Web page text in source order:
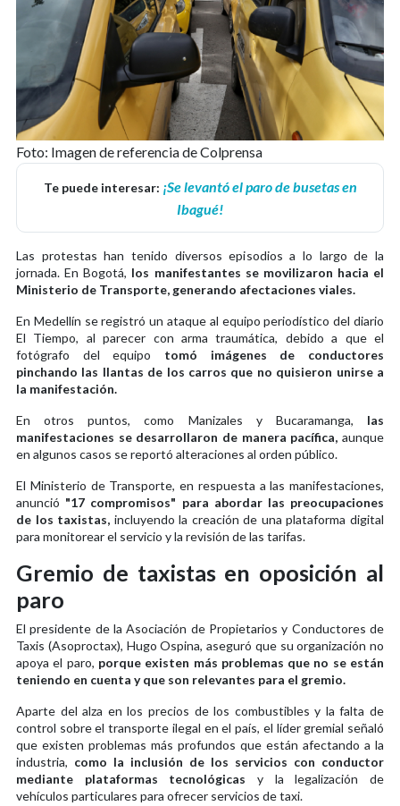
Foto: Imagen de referencia de Colprensa
Te puede interesar: ¡Se levantó el paro de busetas en
Ibagué!
Las protestas han tenido diversos episodios a lo largo de la
jornada. En Bogotá, los manifestantes se movilizaron hacia el
Ministerio de Transporte, generando afectaciones viales.
En Medellín se registró un ataque al equipo periodístico del diario
El Tiempo, al parecer con arma traumática, debido a que el
fotógrafo del equipo tomó imágenes de conductores
pinchando las llantas de los carros que no quisieron unirse a
la manifestación.
En otros puntos, como Manizales y Bucaramanga, las
manifestaciones se desarrollaron de manera pacífica, aunque
en algunos casos se reportó alteraciones al orden público.
El Ministerio de Transporte, en respuesta a las manifestaciones,
anunció "17 compromisos" para abordar las preocupaciones
de los taxistas, incluyendo la creación de una plataforma digital
para monitorear el servicio y la revisión de las tarifas.
Gremio de taxistas en oposición al
paro
El presidente de la Asociación de Propietarios y Conductores de
Taxis (Asoproctax), Hugo Ospina, aseguró que su organización no
apoya el paro, porque existen más problemas que no se están
teniendo en cuenta y que son relevantes para el gremio.
Aparte del alza en los precios de los combustibles y la falta de
control sobre el transporte ilegal en el país, el líder gremial señaló
que existen problemas más profundos que están afectando a la
industria, como la inclusión de los servicios con conductor
mediante plataformas tecnológicas y la legalización de
vehículos particulares para ofrecer servicios de taxi.